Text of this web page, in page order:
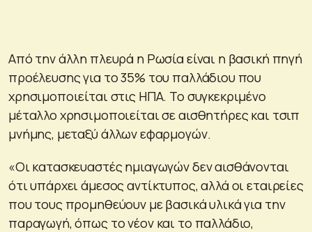
Από την άλλη πλευρά η Ρωσία είναι η βασική πηγή
προέλευσης για το 35% του παλλάδιου που
χρησιμοποιείται στις ΗΠΑ. Το συγκεκριμένο
μέταλλο χρησιμοποιείται σε αισθητήρες και τσιπ
μνήμης, μεταξύ άλλων εφαρμογών.
«Οι κατασκευαστές ημιαγωγών δεν αισθάνονται
ότι υπάρχει άμεσος αντίκτυπος, αλλά οι εταιρείες
που τους προμηθεύουν με βασικά υλικά για την
παραγωγή, όπως το νέον και το παλλάδιο,